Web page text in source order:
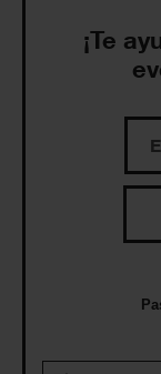
¡Te